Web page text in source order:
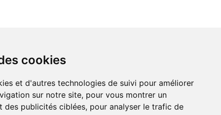
cookies
et d'autres technologies de suivi pour améliorer
sur notre site, pour vous montrer un
des publicités ciblées, pour analyser le trafic de